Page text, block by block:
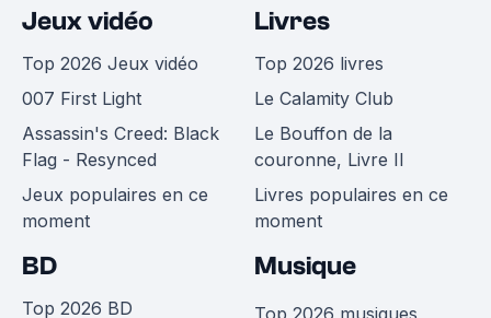
Jeux vidéo
Top 2026 Jeux vidéo
007 First Light
Assassin's Creed: Black
Flag - Resynced
Jeux populaires en ce
moment
Livres
Top 2026 livres
Le Calamity Club
Le Bouffon de la
couronne, Livre II
Livres populaires en ce
moment
BD
Top 2026 BD
Musique
Top 2026 musiques